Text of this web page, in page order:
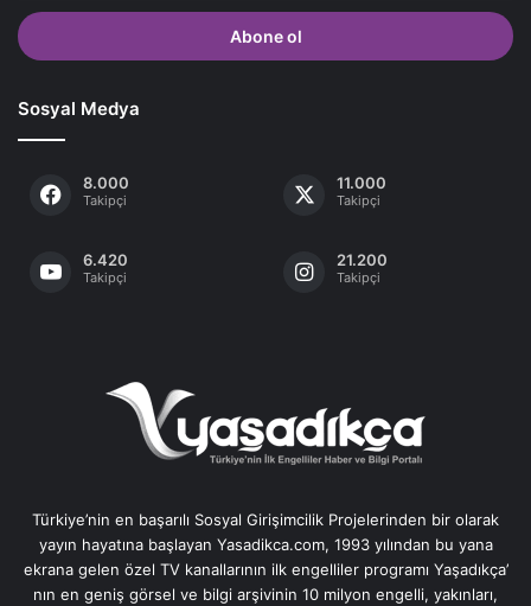
adresinizi
giriniz
Sosyal Medya
8.000
Takipçi
11.000
Takipçi
6.420
Takipçi
21.200
Takipçi
Türkiye’nin en başarılı Sosyal Girişimcilik Projelerinden bir olarak
yayın hayatına başlayan Yasadikca.com, 1993 yılından bu yana
ekrana gelen özel TV kanallarının ilk engelliler programı Yaşadıkça’
nın en geniş görsel ve bilgi arşivinin 10 milyon engelli, yakınları,